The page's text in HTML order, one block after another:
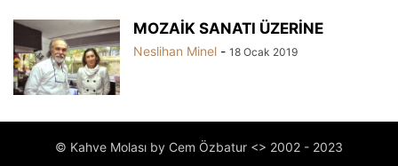
MOZAİK SANATI ÜZERİNE
Neslihan Minel - 18 Ocak 2019
© Kahve Molası by Cem Özbatur <> 2002 - 2023